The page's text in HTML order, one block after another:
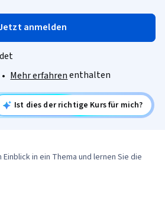
anmelden
• Mehr erfahrenenthalten
Ist dies der richtige Kurs für mich?
in ein Thema und lernen Sie die